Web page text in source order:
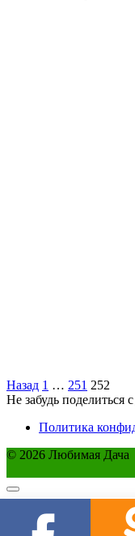
Пагинация
записей
Назад 1 … 251 252
Не забудь поделиться
Политика
© 2026 Любимая Дача
Этот сайт
использовать сайт, Вы